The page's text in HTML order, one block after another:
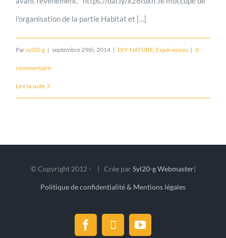
l'organisation de la partie Habitat et [...]
Parsyl20-g | septembre 29th, 2014 | DIY-NATURE Expériences | 0
commentaire
Lire la suite
© Copyright 2012 - | Crée par Syl20-g Webmaster|
Politique de confidentialité & Mentions légales
Facebook
X YouTube